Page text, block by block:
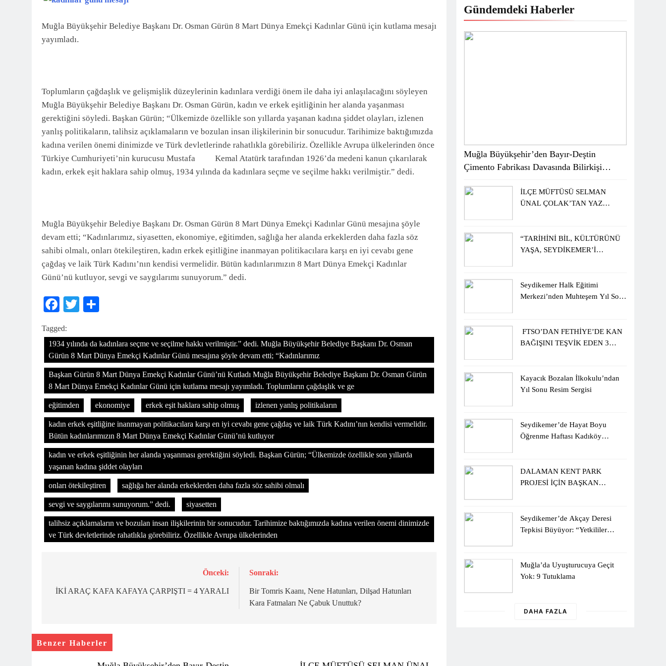
Muğla Büyükşehir Belediye Başkanı Dr. Osman Gürün 8 Mart Dünya Emekçi Kadınlar Günü için kutlama mesajı
yayımladı.
Toplumların çağdaşlık ve gelişmişlik düzeylerinin kadınlara verdiği önem ile daha iyi anlaşılacağını söyleyen
Muğla Büyükşehir Belediye Başkanı Dr. Osman Gürün, kadın ve erkek eşitliğinin her alanda yaşanması
gerektiğini söyledi. Başkan Gürün; “Ülkemizde özellikle son yıllarda yaşanan kadına şiddet olayları, izlenen
yanlış politikaların, talihsiz açıklamaların ve bozulan insan ilişkilerinin bir sonucudur. Tarihimize baktığımızda
kadına verilen önemi dinimizde ve Türk devletlerinde rahatlıkla görebiliriz. Özellikle Avrupa ülkelerinden önce
Türkiye Cumhuriyeti’nin kurucusu Mustafa Kemal Atatürk tarafından 1926’da medeni kanun çıkarılarak
kadın, erkek eşit haklara sahip olmuş, 1934 yılında da kadınlara seçme ve seçilme hakkı verilmiştir.” dedi.
Muğla Büyükşehir Belediye Başkanı Dr. Osman Gürün 8 Mart Dünya Emekçi Kadınlar Günü mesajına şöyle
devam etti; “Kadınlarımız, siyasetten, ekonomiye, eğitimden, sağlığa her alanda erkeklerden daha fazla söz
sahibi olmalı, onları ötekileştiren, kadın erkek eşitliğine inanmayan politikacılara karşı en iyi cevabı gene
çağdaş ve laik Türk Kadını’nın kendisi vermelidir. Bütün kadınlarımızın 8 Mart Dünya Emekçi Kadınlar
Günü’nü kutluyor, sevgi ve saygılarımı sunuyorum.” dedi.
Facebook
Twitter
Tagged:
1934 yılında da kadınlara seçme ve seçilme hakkı verilmiştir.” dedi. Muğla Büyükşehir Belediye Başkanı Dr. Osman
Gürün 8 Mart Dünya Emekçi Kadınlar Günü mesajına şöyle devam etti; “Kadınlarımız
Başkan Gürün 8 Mart Dünya Emekçi Kadınlar Günü’nü Kutladı Muğla Büyükşehir Belediye Başkanı Dr. Osman Gürün
8 Mart Dünya Emekçi Kadınlar Günü için kutlama mesajı yayımladı. Toplumların çağdaşlık ve ge
eğitimden ekonomiye erkek eşit haklara sahip olmuş izlenen yanlış politikaların
kadın erkek eşitliğine inanmayan politikacılara karşı en iyi cevabı gene çağdaş ve laik Türk Kadını’nın kendisi vermelidir.
Bütün kadınlarımızın 8 Mart Dünya Emekçi Kadınlar Günü’nü kutluyor
kadın ve erkek eşitliğinin her alanda yaşanması gerektiğini söyledi. Başkan Gürün; “Ülkemizde özellikle son yıllarda
yaşanan kadına şiddet olayları
onları ötekileştiren sağlığa her alanda erkeklerden daha fazla söz sahibi olmalı
sevgi ve saygılarımı sunuyorum.” dedi. siyasetten
talihsiz açıklamaların ve bozulan insan ilişkilerinin bir sonucudur. Tarihimize baktığımızda kadına verilen önemi dinimizde
ve Türk devletlerinde rahatlıkla görebiliriz. Özellikle Avrupa ülkelerinden
gezinmesi
Önceki:
İKİ ARAÇ KAFA KAFAYA ÇARPIŞTI = 4 YARALI
Sonraki:
Bir Tomris Kaanı, Nene Hatunları, Dilşad Hatunları
Kara Fatmaları Ne Çabuk Unuttuk?
Benzer Haberler
Gündemdeki Haberler
Muğla Büyükşehir’den Bayır-Deştin
Çimento Fabrikası Davasında Bilirkişi
İLÇE MÜFTÜSÜ SELMAN
ÜNAL ÇOLAK’TAN YAZ
“TARİHİNİ BİL, KÜLTÜRÜNÜ
YAŞA, SEYDİKEMER’İ
Seydikemer Halk Eğitimi
Merkezi’nden Muhteşem Yıl Sonu
FTSO’DAN FETHİYE’DE KAN
BAĞIŞINI TEŞVİK EDEN 3
Kayacık Bozalan İlkokulu’ndan
Yıl Sonu Resim Sergisi
Seydikemer’de Hayat Boyu
Öğrenme Haftası Kadıköy
DALAMAN KENT PARK
PROJESİ İÇİN BAŞKAN
Seydikemer’de Akçay Deresi
Tepkisi Büyüyor: “Yetkililer
Muğla’da Uyuşturucuya Geçit
Yok: 9 Tutuklama
DAHA FAZLA